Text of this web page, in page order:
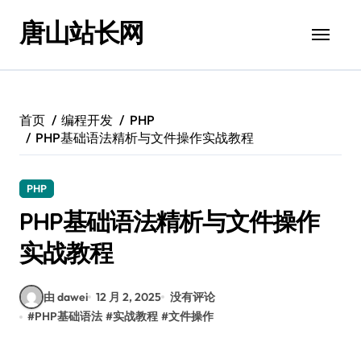
唐山站长网
首页 编程开发
PHP
PHP基础语法精析与文件操作实战教程
PHP
PHP基础语法精析与文件操作
实战教程
由 dawei 12 月 2, 2025 没有评论
#PHP基础语法 #实战教程 #文件操作